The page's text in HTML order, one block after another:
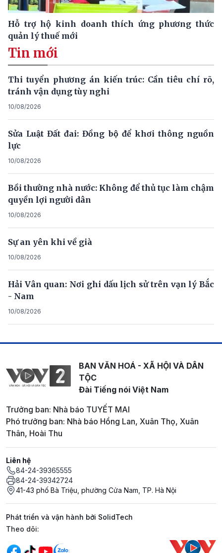
Hỗ trợ hộ kinh doanh thích ứng phương thức
quản lý thuế mới
Tin mới
Thi tuyển phương án kiến trúc: Cần tiêu chí rõ,
tránh vận dụng tùy nghi
10/08/2026
Sửa Luật Đất đai: Đồng bộ để khơi thông nguồn
lực
10/08/2026
Bồi thường nhà nước: Không để thủ tục làm chậm
quyền lợi người dân
10/08/2026
Sự an yên khi về già
10/08/2026
Hải Vân quan: Nơi ghi dấu lịch sử trên vạn lý Bắc
- Nam
10/08/2026
BAN VĂN HOÁ - XÃ HỘI VÀ DÂN
TỘC
Đài Tiếng nói Việt Nam
Trưởng ban: Nhà báo TUYẾT MAI
Phó trưởng ban: Nhà báo Hồng Lan, Xuân Thọ, Xuân
Thân, Hoài Thu
Liên hệ
84-24-39365555
84-24-39342724
41-43 phố Bà Triệu, phường Cửa Nam, TP. Hà Nội
Phát triển và vận hành bởi SolidTech
Mạng xã hội
Theo dõi: